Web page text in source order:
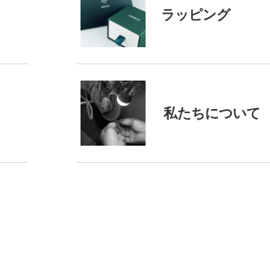
ラッピング
私たちについて